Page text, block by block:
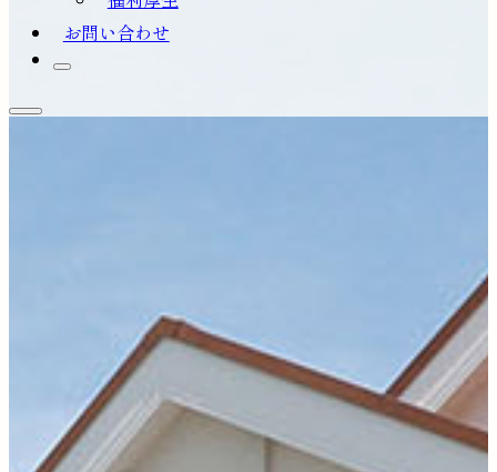
お問い合わせ